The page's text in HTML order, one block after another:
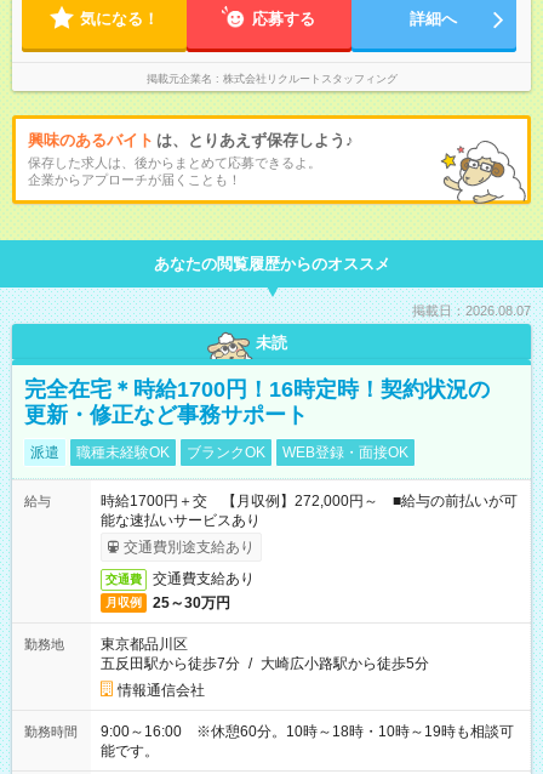
気になる！ 応募する 詳細へ
掲載元企業名 株式会社リクルートスタッフィング
興味のあるバイト は、とりあえず保存しよう♪
保存した求人は、後からまとめて応募できるよ。
企業からアプローチが届くことも！
あなたの閲覧履歴からのオススメ
掲載日：2026.08.07
未読
完全在宅＊時給1700円！16時定時！契約状況の
更新・修正など事務サポート
派遣 職種未経験OK ブランクOK WEB登録・面接OK
給与
時給1700円＋交 【月収例】272,000円～ ■給与の前払いが可
能な速払いサービスあり
交通費別途支給あり
交通費 交通費支給あり
月収例 25～30万円
勤務地
東京都品川区
五反田駅から徒歩7分 / 大崎広小路駅から徒歩5分
情報通信会社
勤務時間
9:00～16:00 ※休憩60分。10時～18時・10時～19時も相談可
能です。